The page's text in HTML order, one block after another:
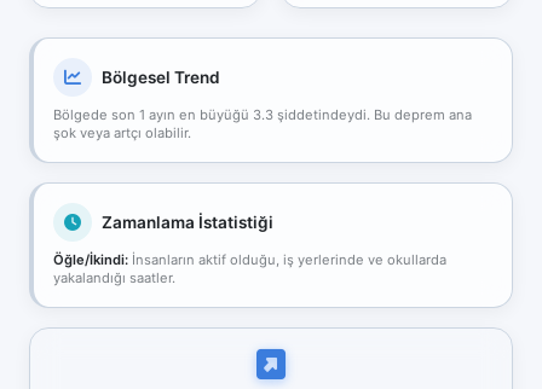
Bölgesel Trend
Bölgede son 1 ayın en büyüğü 3.3 şiddetindeydi. Bu deprem ana
şok veya artçı olabilir.
Zamanlama İstatistiği
Öğle/İkindi: İnsanların aktif olduğu, iş yerlerinde ve okullarda
yakalandığı saatler.